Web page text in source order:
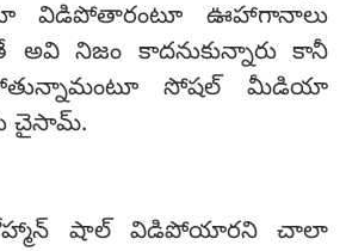
విడిపోతారంటూ ఊహాగానాలు
నిజం కాదనుకున్నారు కానీ
సోషల్ మీడియా
చైసామ్.
షాల్ విడిపోయారని చాలా